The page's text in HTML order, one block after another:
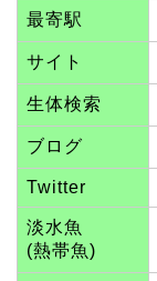
最寄駅
サイト
生体検索
ブログ
Twitter
淡水魚
(熱帯魚)